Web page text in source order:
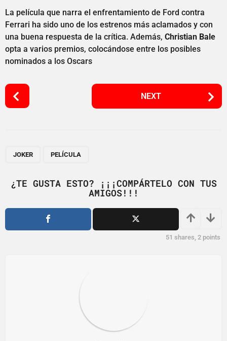
La película que narra el enfrentamiento de Ford contra
Ferrari ha sido uno de los estrenos más aclamados y con
una buena respuesta de la crítica. Además, Christian Bale
opta a varios premios, colocándose entre los posibles
nominados a los Oscars
P
o
a
i
NEXT
JOKER PELÍCULA
¿TE GUSTA ESTO? ¡¡¡COMPÁRTELO CON TUS
AMIGOS!!!
51 shares, 2 points